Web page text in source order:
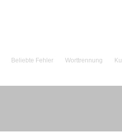
Beliebte Fehler Worttrennung